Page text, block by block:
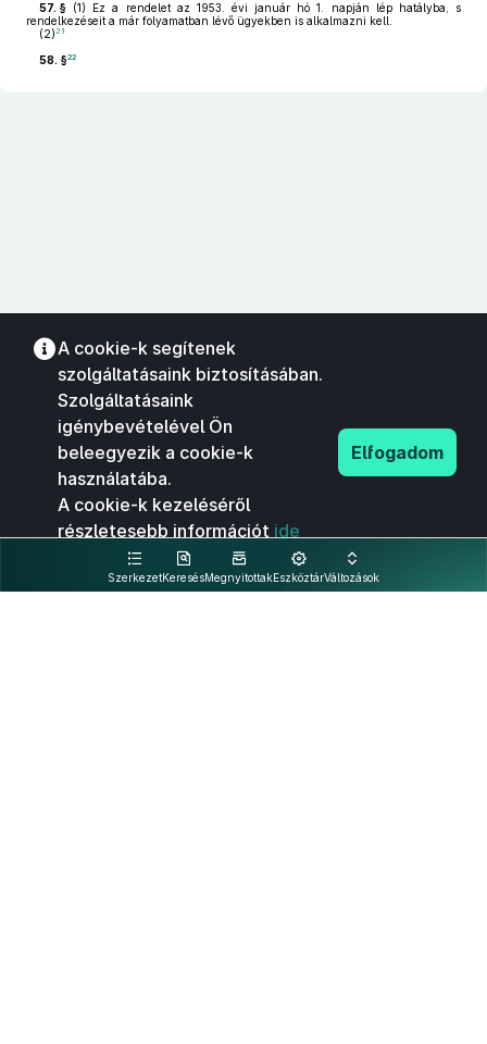
57. § (1) Ez a rendelet az 1953. évi január hó 1. napján lép hatályba, s
rendelkezéseit a már folyamatban lévő ügyekben is alkalmazni kell.
(2)21
58. §22
SzerkezetKeresésMegnyitottakEszköztárVáltozások
A cookie-k segítenek
szolgáltatásaink biztosításában.
Szolgáltatásaink
igénybevételével Ön
beleegyezik a cookie-k
használatába.
A cookie-k kezeléséről
részletesebb információt ide
kattintva olvashat.
Elfogadom